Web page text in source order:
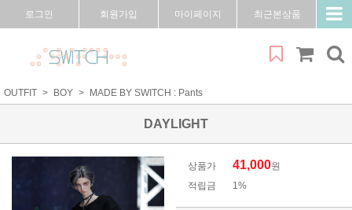
로그인 회원가입 마이페이지 최근본상품
OUTFIT BOY MADE BY SWITCH : Pants
DAYLIGHT
상품가 41,000원
적립금
1%